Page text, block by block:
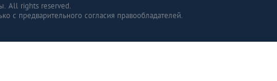
All rights reserved.
с предварительного согласия правообладателей.